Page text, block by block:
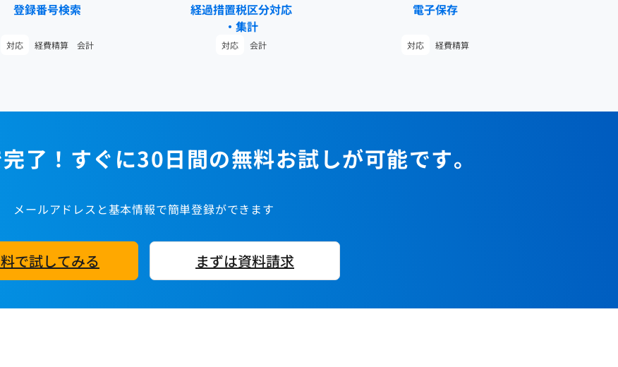
登録番号検索
対応 経費精算 会計
経過措置税区分対応
・集計
対応 会計
電子保存
対応 経費精算
了！すぐに30日間の無料お試しが可能です。
メールアドレスと基本情報で簡単登録ができます
で試してみる まずは資料請求